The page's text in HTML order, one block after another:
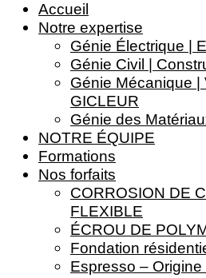
Accueil
Notre expertise
Génie Électrique |
Génie Civil |
Génie Mécanique |
GICLEUR
Génie des
NOTRE ÉQUIPE
Formations
Nos forfaits
CORROSION DE
FLEXIBLE
ÉCROU DE
Fondation
Espresso – Origine